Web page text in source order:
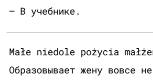
– В учебнике.
Małe niedole pożycia
Образовывает жену вовсе